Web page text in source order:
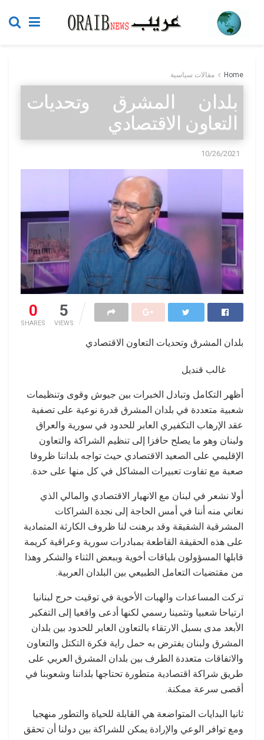
Home مقالات سياسية
بلدان المشرق وتحديات
التعاون الاقتصادي
10/26/2021
0
SHARES
5
VIEWS
بلدان المشرق وتحديات التعاون الاقتصادي
غالب قنديل
أظهر التكامل وتبادل الخبرات بين جيوش وقوى وتنظيمات
شعبية متعددة في بلدان المشرق قدرة نوعية على تصفية
عقد الإرهاب التكفيري العابر للحدود في سورية والعراق
ولبنان وهو ما يصلح حافزا إلى تنظيم الشراكة والتعاون
الإقليمي على الصعيد الاقتصادي حيث تواجه بلداننا ظروفا
صعبة مع تفاوت تعبيرات المشاكل في كل منها على حدة.
أولا نشعر في لبنان مع الانهيار الاقتصادي والمالي الذي
نعاني منه أننا في أمس الحاجة إلى نجدة الشراكات
المشرقية الشقيقة وقد برهنت لنا ظروف الكارثة المتمادية
على هذه الحقيقة القاطعة بمبادرات سورية وعراقية كريمة
قابلها المسؤولون بلياقات أخوية وببعض الثناء والشكر وهذا
من مقتضيات التعامل الطبيعي بين البلدان العربية.
تركت المساعدات والهبات الأخوية في توقيت حرج لبنانيا
ارتياحا شعبيا وتثمينا رسمي لكنها أدعى واقعيا إلى التفكير
الأبعد مدى بسبل الارتقاء بالتعاون العابر للحدود بين بلدان
المشرق ولبنان يفترض به حمل راية فكرة التكتل والتعاون
والاتفاقات متعددة الطرف بين بلدان المشرق العربي على
طريق شراكة اقتصادية متطورة تحتاجها بلداننا وشعوبنا في
أقصى سرعة ممكنة.
ثانيا البدايات المتواضعة هي القابلة للحياة والتطور منهجيا
ومع توافر الوعي والإرادة يمكن للشراكة بين دولنا أن تحقق